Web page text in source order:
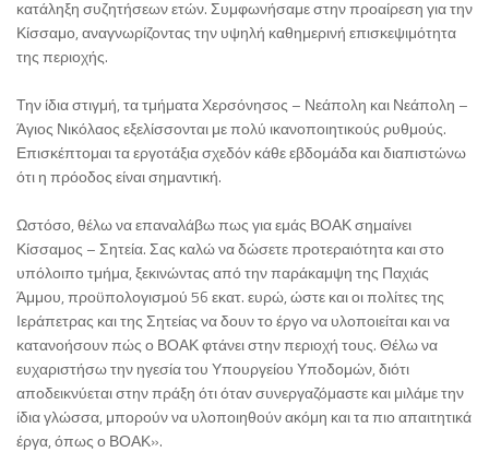
κατάληξη συζητήσεων ετών. Συμφωνήσαμε στην προαίρεση για την
Κίσσαμο, αναγνωρίζοντας την υψηλή καθημερινή επισκεψιμότητα
της περιοχής.
Την ίδια στιγμή, τα τμήματα Χερσόνησος – Νεάπολη και Νεάπολη –
Άγιος Νικόλαος εξελίσσονται με πολύ ικανοποιητικούς ρυθμούς.
Επισκέπτομαι τα εργοτάξια σχεδόν κάθε εβδομάδα και διαπιστώνω
ότι η πρόοδος είναι σημαντική.
Ωστόσο, θέλω να επαναλάβω πως για εμάς ΒΟΑΚ σημαίνει
Κίσσαμος – Σητεία. Σας καλώ να δώσετε προτεραιότητα και στο
υπόλοιπο τμήμα, ξεκινώντας από την παράκαμψη της Παχιάς
Άμμου, προϋπολογισμού 56 εκατ. ευρώ, ώστε και οι πολίτες της
Ιεράπετρας και της Σητείας να δουν το έργο να υλοποιείται και να
κατανοήσουν πώς ο ΒΟΑΚ φτάνει στην περιοχή τους. Θέλω να
ευχαριστήσω την ηγεσία του Υπουργείου Υποδομών, διότι
αποδεικνύεται στην πράξη ότι όταν συνεργαζόμαστε και μιλάμε την
ίδια γλώσσα, μπορούν να υλοποιηθούν ακόμη και τα πιο απαιτητικά
έργα, όπως ο ΒΟΑΚ».